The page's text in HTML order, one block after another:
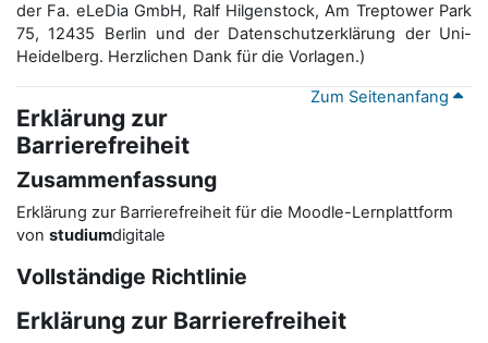
der Fa. eLeDia GmbH, Ralf Hilgenstock, Am Treptower Park
75, 12435 Berlin und der Datenschutzerklärung der Uni-
Heidelberg. Herzlichen Dank für die Vorlagen.)
Zum Seitenanfang
Erklärung zur
Barrierefreiheit
Zusammenfassung
Erklärung zur Barrierefreiheit für die Moodle-Lernplattform
von studiumdigitale
Vollständige Richtlinie
Erklärung zur Barrierefreiheit